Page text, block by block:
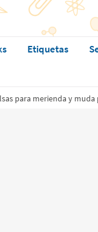
Etiquetas
para merienda y